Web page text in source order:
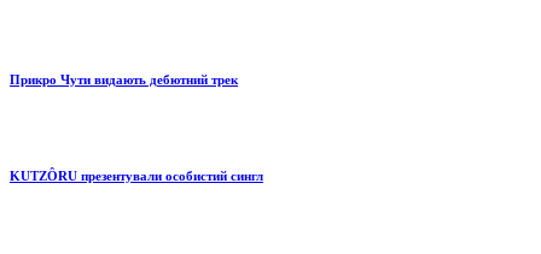
Прикро Чути видають дебютний трек
KUTZÔRU презентували особистий сингл